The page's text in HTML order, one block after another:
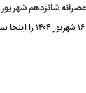
شانزدهم شهریور